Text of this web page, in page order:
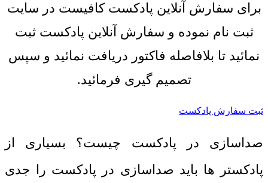
برای سفارش آنلاین پادکست کافیست در سایت
ثبت نام نموده و سفارش آنلاین پادکست ثبت
نمائید تا بلافاصله فاکتور دریافت نمائید و سپس
تصمیم گیری فرمائید.
ثبت سفارش پادکست
صداسازی در پادکست چیست؟ بسیاری از
پادکستر ها باید صداسازی در پادکست را جدی